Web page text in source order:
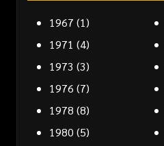
1967 (1)
1971 (4)
1973 (3)
1976 (7)
1978 (8)
1980 (5)